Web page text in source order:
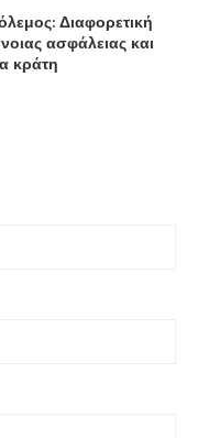
Διαφορετική
ασφάλειας και
κράτη